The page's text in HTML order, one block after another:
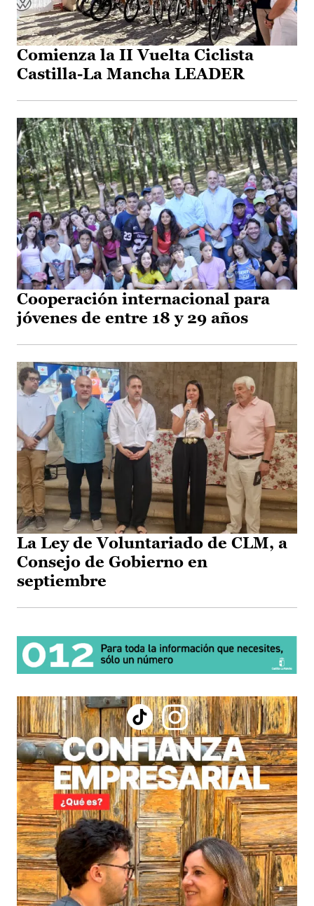
Comienza la II Vuelta Ciclista
Castilla-La Mancha LEADER
Cooperación internacional para
jóvenes de entre 18 y 29 años
La Ley de Voluntariado de CLM, a
Consejo de Gobierno en
septiembre